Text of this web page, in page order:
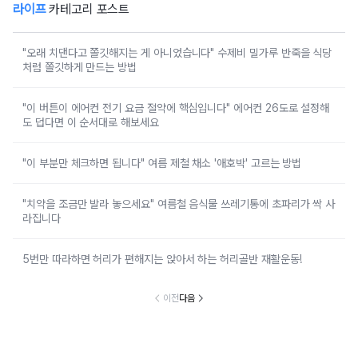
라이프카테고리 포스트
"오래 치댄다고 쫄깃해지는 게 아니었습니다" 수제비 밀가루 반죽을 식당
처럼 쫄깃하게 만드는 방법
"이 버튼이 에어컨 전기 요금 절약에 핵심입니다" 에어컨 26도로 설정해
도 덥다면 이 순서대로 해보세요
"이 부분만 체크하면 됩니다" 여름 제철 채소 '애호박' 고르는 방법
"치약을 조금만 발라 놓으세요" 여름철 음식물 쓰레기통에 초파리가 싹 사
라집니다
5번만 따라하면 허리가 편해지는 앉아서 하는 허리골반 재활운동!
이전다음